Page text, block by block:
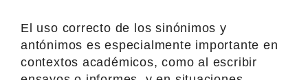
El uso correcto de los sinónimos y
antónimos es especialmente importante en
contextos académicos, como al escribir